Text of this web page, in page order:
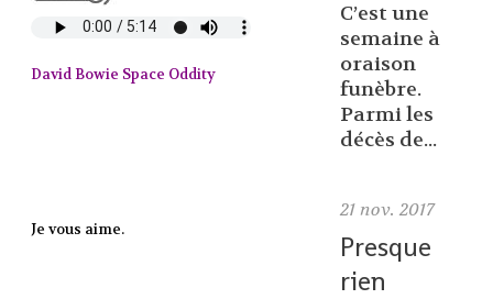
David Bowie Space Oddity
Je vous aime.
C’est une
semaine à
oraison
funèbre.
Parmi les
décès de...
21 nov. 2017
Presque
rien